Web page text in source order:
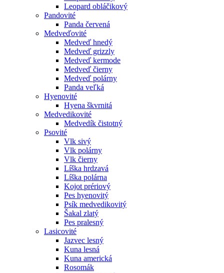
Leopard obláčikový
Pandovité
Panda červená
Medveďovité
Medveď hnedý
Medveď grizzly
Medveď kermode
Medveď čierny
Medveď polárny
Panda veľká
Hyenovité
Hyena škvrnitá
Medvedikovité
Medvedík čistotný
Psovité
Vlk sivý
Vlk polárny
Vlk čierny
Líška hrdzavá
Líška polárna
Kojot prériový
Pes hyenovitý
Psík medvedikovitý
Šakal zlatý
Pes pralesný
Lasicovité
Jazvec lesný
Kuna lesná
Kuna americká
Rosomák